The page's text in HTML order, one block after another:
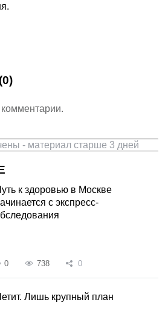
(0)
- материал старше 3 дней
к здоровью в Москве
с экспресс-
0 738 0
Лишь крупный план